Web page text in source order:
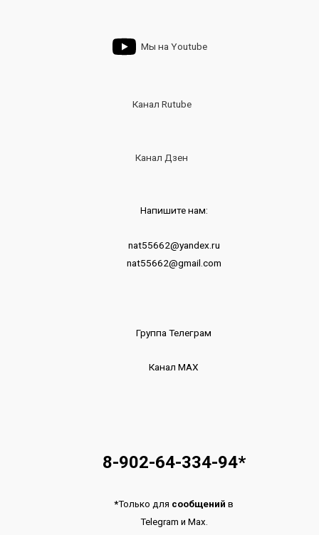
Мы на Youtube
Канал Rutube
Канал Дзен
Напишите нам:
nat55662@yandex.ru
nat55662@gmail.com
Группа Телеграм
Канал МАХ
8-902-64-334-94*
*Только для сообщений в
Telegram и Max.